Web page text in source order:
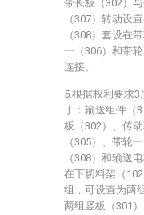
带长板（302）
（307）转动设
（308）套设在
一（306）和带
连接。
5.根据权利要求
于：输送组件（
板（302）、传
（305）、带轮
（308）和输送
在下切料架（
组，可设置为两
两组竖板（301